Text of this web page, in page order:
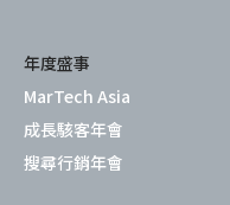
年度盛事
MarTech Asia
成長駭客年會
搜尋行銷年會